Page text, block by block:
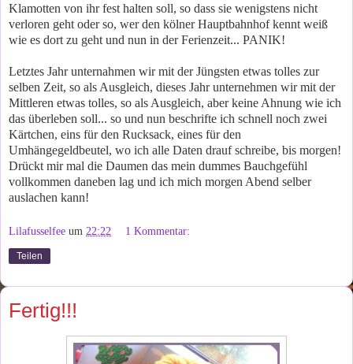
Klamotten von ihr fest halten soll, so dass sie wenigstens nicht
verloren geht oder so, wer den kölner Hauptbahnhof kennt weiß
wie es dort zu geht und nun in der Ferienzeit... PANIK!
Letztes Jahr unternahmen wir mit der Jüngsten etwas tolles zur
selben Zeit, so als Ausgleich, dieses Jahr unternehmen wir mit der
Mittleren etwas tolles, so als Ausgleich, aber keine Ahnung wie ich
das überleben soll... so und nun beschrifte ich schnell noch zwei
Kärtchen, eins für den Rucksack, eines für den
Umhängegeldbeutel, wo ich alle Daten drauf schreibe, bis morgen!
Drückt mir mal die Daumen das mein dummes Bauchgefühl
vollkommen daneben lag und ich mich morgen Abend selber
auslachen kann!
Lilafusselfee um 22:22 1 Kommentar:
Teilen
Fertig!!!